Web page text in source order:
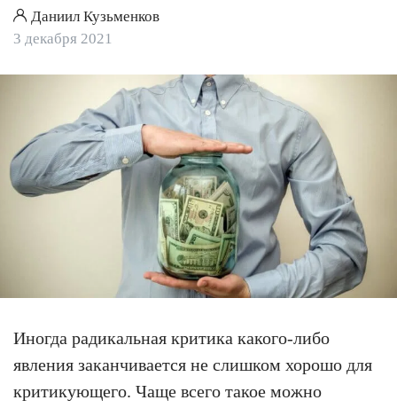
Даниил Кузьменков
3 декабря 2021
Иногда радикальная критика какого-либо
явления заканчивается не слишком хорошо для
критикующего. Чаще всего такое можно